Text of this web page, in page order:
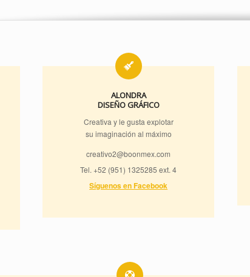
ALONDRA
DISEÑO GRÁFICO
Creativa y le gusta explotar
su imaginación al máximo
creativo2@boonmex.com
Tel. +52 (951) 1325285 ext. 4
Síguenos en Facebook